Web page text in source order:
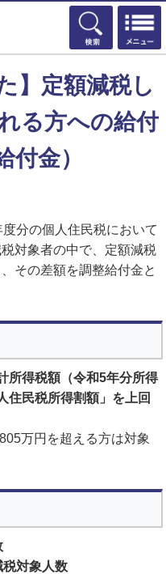
検索
】定額減税し
る方への給付
付金）
分の個人住民税において
対象者の中で、定額減税
その差額を調整給付金と
所得税額（令和5年分所得
住民税所得割額」を上回
万円を超える方は対象
税対象人数